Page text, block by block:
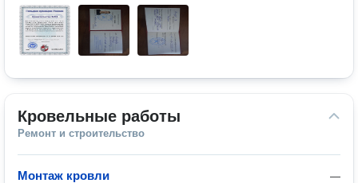
Кровельные работы
Ремонт и строительство
—
Монтаж кровли